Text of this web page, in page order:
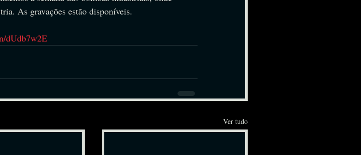
As gravações estão disponíveis.
dUdb7w2E
Ver tudo